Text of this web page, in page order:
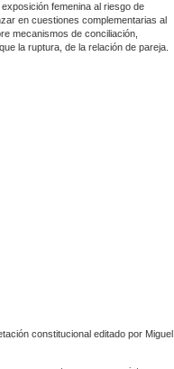
femenina al riesgo de
en cuestiones complementarias al
mecanismos de conciliación,
la ruptura, de la relación de pareja.
constitucional editado por Miguel